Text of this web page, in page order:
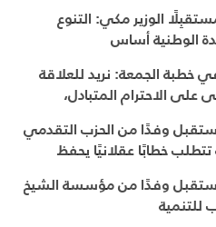
الوزير مكي: التنوع
الوطنية أساس
العلامة فضل الله في خطبة الجمعة: نريد للعلاقة
على الاحترام المتبادل،
وفدًا من الحزب التقدمي
خطابًا عقلانيًا يحفظ
وفدًا من مؤسسة الشيخ
للتنمية